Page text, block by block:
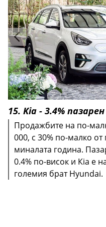
15. Kia - 3.4%
Продажбите на по-
000, с 30% по-малко
миналата година.
0.4% по-висок и Кia е
големия брат Hyundai.